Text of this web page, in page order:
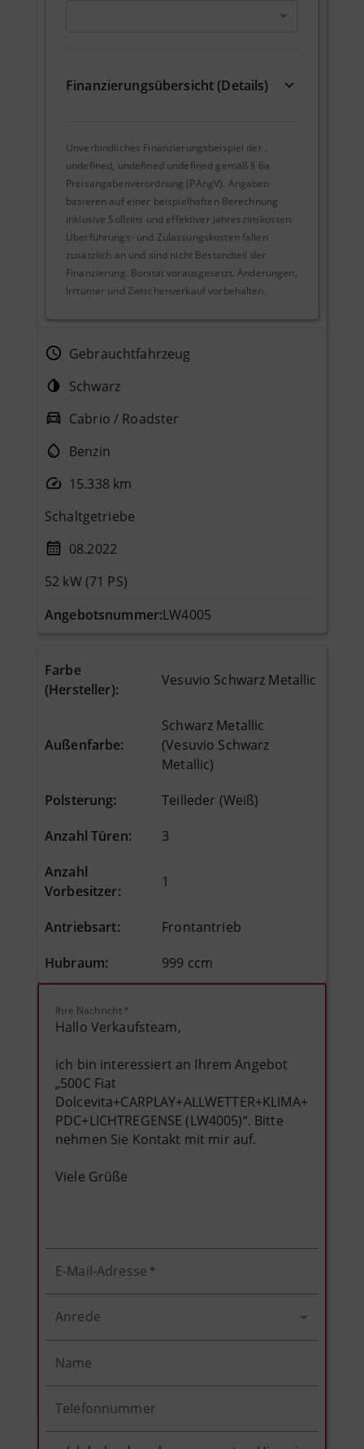
Finanzierungsübersicht (Details)
Unverbindliches Finanzierungsbeispiel der ,
undefined, undefined undefined gemäß § 6a
Preisangabenverordnung (PAngV). Angaben
basieren auf einer beispielhaften Berechnung
inklusive Sollzins und effektiver Jahreszinskosten.
Überführungs- und Zulassungskosten fallen
zusätzlich an und sind nicht Bestandteil der
Finanzierung. Bonität vorausgesetzt. Änderungen,
Irrtümer und Zwischenverkauf vorbehalten.
Gebrauchtfahrzeug
Schwarz
Cabrio / Roadster
Benzin
15.338 km
Schaltgetriebe
08.2022
52 kW (71 PS)
Angebotsnummer:LW4005
Farbe
(Hersteller):
Vesuvio Schwarz Metallic
Außenfarbe:
Schwarz Metallic
(Vesuvio Schwarz
Metallic)
Polsterung:
Teilleder (Weiß)
Anzahl Türen:
3
Anzahl
Vorbesitzer:
1
Antriebsart:
Frontantrieb
Hubraum: 999 ccm
Ihre Nachricht *
E-Mail-Adresse *
Anrede
Name
Telefonnummer